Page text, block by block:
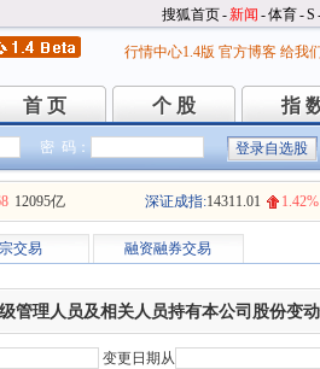
搜狐首页-新闻 -体育-S
行情中心1.4版 官方博客 给我
首 页
首 页 个 股
个 股 指
指
密 码：
12095亿 深证成指:14311.01 1.42%
交易 融资融券交易
管理人员及相关人员持有本公司股份变
变更日期从